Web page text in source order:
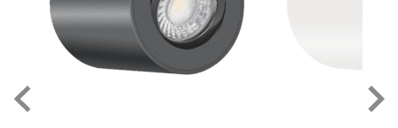
Lichtfarbtemperatur (K)
2700K (Warmweiß), 3000K (Warmweiß), 4000K
(Neutralweiß), 5000K (Tageslichtweiß)
Farbwiedergabe (CRI / Ra)